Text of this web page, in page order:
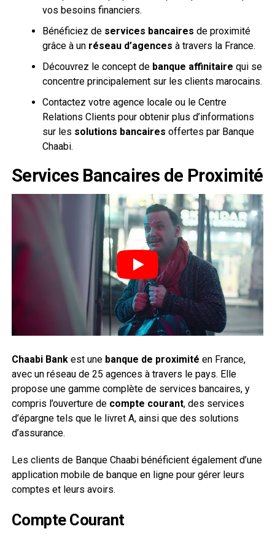
vos besoins financiers.
Bénéficiez de services bancaires de proximité
grâce à un réseau d’agences à travers la France.
Découvrez le concept de banque affinitaire qui se
concentre principalement sur les clients marocains.
Contactez votre agence locale ou le Centre
Relations Clients pour obtenir plus d’informations
sur les solutions bancaires offertes par Banque
Chaabi.
Services Bancaires de Proximité
Chaabi Bankest une banque de proximité en France,
avec un réseau de 25 agences à travers le pays. Elle
propose une gamme complète de services bancaires, y
compris l’ouverture de compte courant, des services
d’épargne tels que le livret A, ainsi que des solutions
d’assurance.
Les clients de Banque Chaabi bénéficient également d’une
application mobile de banque en ligne pour gérer leurs
comptes et leurs avoirs.
Compte Courant